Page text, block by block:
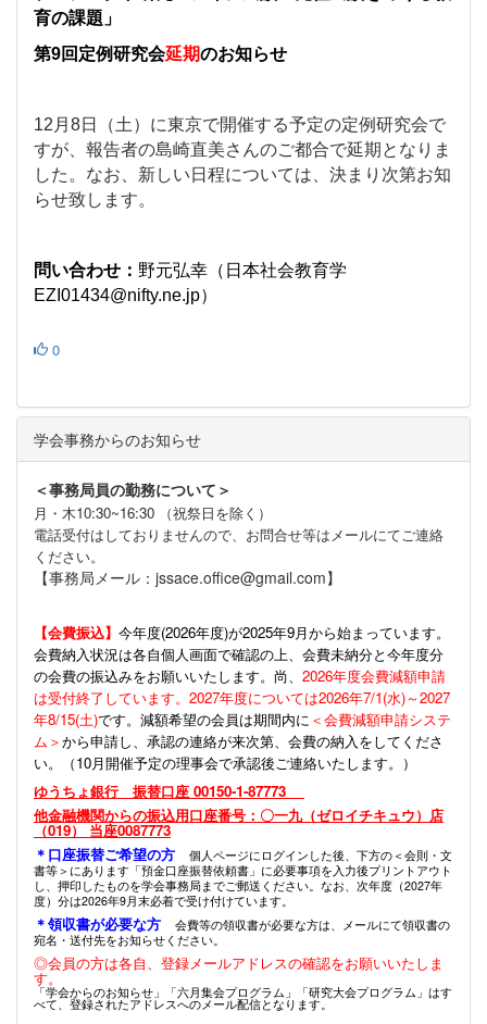
育の課題」
第9回定例研究会延期のお知らせ
12 月 8日（土）に東京で開催する予定の定例研究会で
すが、報告者の島崎直美さんのご都合で延期となりま
した。なお、新しい日程については、決まり次第お知
らせ致します。
問い合わせ： 野元弘幸（日本社会教育学
EZI01434@nifty.ne.jp）
0
学会事務からのお知らせ
＜事務局員の勤務について＞
月・木10:30~16:30 （祝祭日を除く）
電話受付はしておりませんので、お問合せ等はメールにてご連絡
ください。
【事務局メール：jssace.office@gmail.com】
【会費振込】 今年度(2026年度)が2025年9月から始まっています。
会費納入状況は各自個人画面で確認の上、会費未納分と今年度分
の会費の振込みをお願いいたします。尚、 2026年度会費減額申請
は受付終了しています。2027年度については2026年7/1(水)～2027
年8/15(土)です。減額希望の会員は期間内に ＜会費減額申請システ
ム＞から申請し、承認の連絡が来次第、会費の納入をしてくださ
い。（10月開催予定の理事会で承認後ご連絡いたします。）
ゆうちょ銀行 振替口座 00150-1-87773
他金融機関からの振込用口座番号：〇一九（ゼロイチキュウ）店
（019） 当座0087773
＊口座振替ご希望の方
個人ページにログインした後、下方の＜会則・文
書等＞にあります「預金口座振替依頼書」に必要事項を入力後プリントアウト
し、押印したものを学会事務局までご郵送ください。なお、次年度（2027年
度）分は2026年9月末必着で受け付けています。
＊領収書が必要な方
会費等の領収書が必要な方は、メールにて領収書の
宛名・送付先をお知らせください。
◎会員の方は各自、登録メールアドレスの確認をお願いいたしま
す。
「学会からのお知らせ」「六月集会プログラム」「研究大会プログラム」はす
べて、登録されたアドレスへのメール配信となります。